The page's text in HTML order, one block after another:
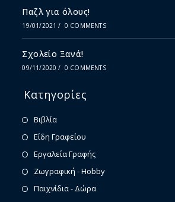
Παζλ για όλους!
19/01/2021 / 0 COMMENTS
Σχολείο Ξανά!
09/11/2020 / 0 COMMENTS
Κατηγορίες
Βιβλία
Είδη Γραφείου
Εργαλεία Γραφής
Ζωγραφική - Hobby
Παιχνίδια - Δώρα